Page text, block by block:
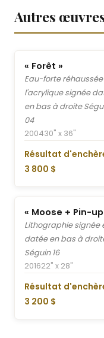
Autres
« Forêt »
Eau-forte
l'acrylique signée
en bas à droite
04
200430" x 36"
Résultat
3 800 $
« Moose + Pin-up
Lithographie signée
datée en bas à
Séguin 16
201622" x 28"
Résultat
3 200 $